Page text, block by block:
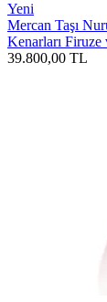
Yeni
Mercan Taşı
Kenarları Firuze
39.800,00 TL